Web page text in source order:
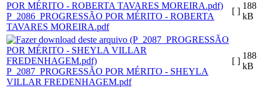
P_2086_PROGRESSÃO POR MÉRITO - ROBERTA
TAVARES MOREIRA.pdf
[ ]
188
kB
P_2087_PROGRESSÃO POR MÉRITO - SHEYLA
VILLAR FREDENHAGEM.pdf
[ ]
188
kB